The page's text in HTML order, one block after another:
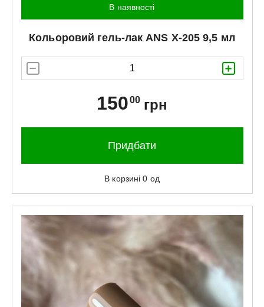
В наявності
Кольоровий гель-лакANS X-205 9,5 мл
15000 грн
Придбати
В корзині0 од